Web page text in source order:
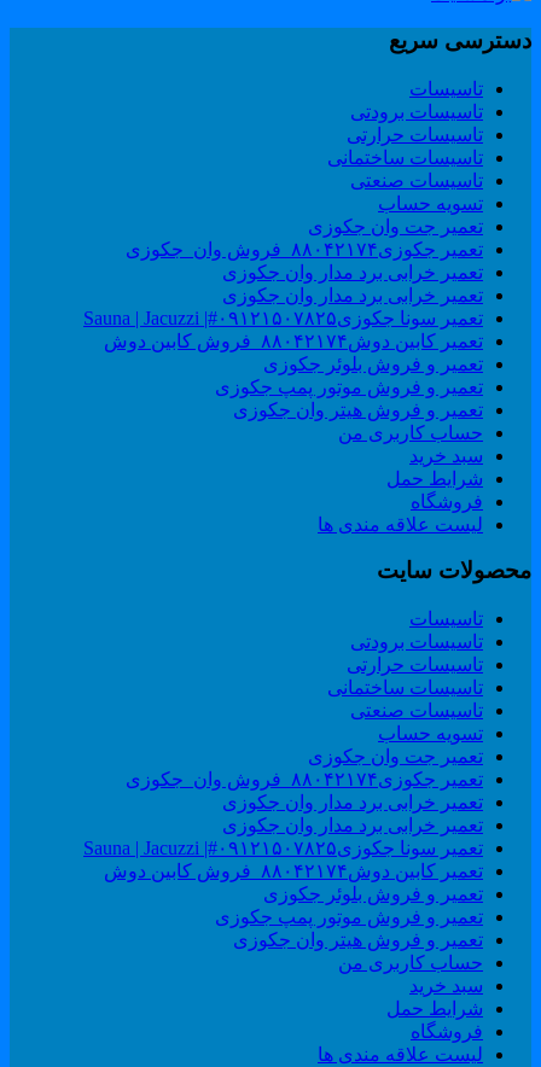
سریع
تاسیسات
تاسیسات برودتی
تاسیسات حرارتی
تاسیسات ساختمانی
تاسیسات صنعتی
تسویه حساب
تعمیر جت وان جکوزی
تعمیر جکوزی۸۸۰۴۲۱۷۴_فروش وان_جکوزی
تعمیر خرابی برد مدار وان جکوزی
تعمیر خرابی برد مدار وان جکوزی
تعمیر سونا جکوزی۰۹۱۲۱۵۰۷۸۲۵#| Sauna | Jacuzzi
تعمیر کابین دوش۸۸۰۴۲۱۷۴_فروش کابین دوش
تعمیر و فروش بلوئر جکوزی
تعمیر و فروش موتور پمپ جکوزی
تعمیر و فروش هیتر وان جکوزی
حساب کاربری من
سبد خرید
شرایط حمل
فروشگاه
لیست علاقه مندی ها
سایت
تاسیسات
تاسیسات برودتی
تاسیسات حرارتی
تاسیسات ساختمانی
تاسیسات صنعتی
تسویه حساب
تعمیر جت وان جکوزی
تعمیر جکوزی۸۸۰۴۲۱۷۴_فروش وان_جکوزی
تعمیر خرابی برد مدار وان جکوزی
تعمیر خرابی برد مدار وان جکوزی
تعمیر سونا جکوزی۰۹۱۲۱۵۰۷۸۲۵#| Sauna | Jacuzzi
تعمیر کابین دوش۸۸۰۴۲۱۷۴_فروش کابین دوش
تعمیر و فروش بلوئر جکوزی
تعمیر و فروش موتور پمپ جکوزی
تعمیر و فروش هیتر وان جکوزی
حساب کاربری من
سبد خرید
شرایط حمل
فروشگاه
لیست علاقه مندی ها